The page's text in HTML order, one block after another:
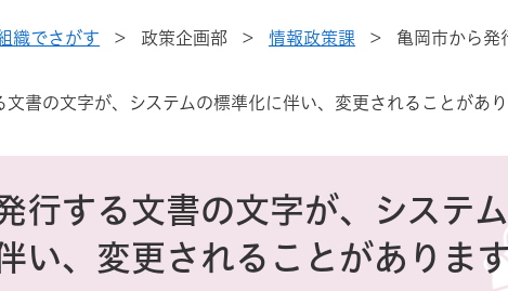
織でさがす > 政策企画部 > 情報政策課 >
亀岡市から発
文書の文字が、システムの標準化に伴い、変更されることがあ
行する文書の文字が、システム
い、変更されることがありま